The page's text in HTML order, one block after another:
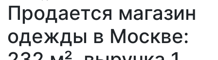
Продается магазин
одежды в Москве: